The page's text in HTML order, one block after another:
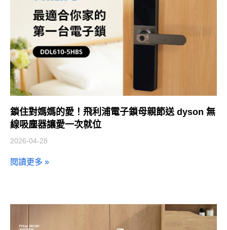
鎖住對媽媽的愛！飛利浦電子鎖母親節送 dyson 無
線吸塵器讓愛一次就位
2026-04-28
閱讀更多 »